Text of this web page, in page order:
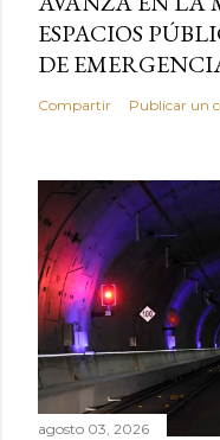
ESPACIOS
DE
Compartir Publicar un
agosto 03, 2026